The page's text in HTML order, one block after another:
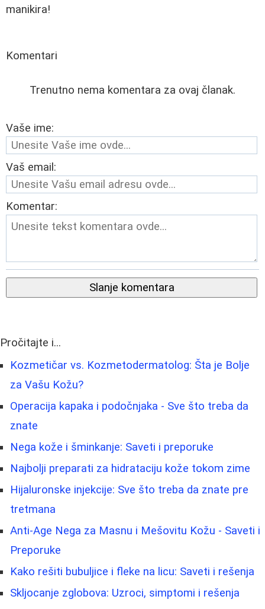
manikira!
Komentari
Trenutno nema komentara za ovaj članak.
Vaše ime:
Vaš email:
Komentar:
Slanje komentara
Pročitajte i...
Kozmetičar vs. Kozmetodermatolog: Šta je Bolje
za Vašu Kožu?
Operacija kapaka i podočnjaka - Sve što treba da
znate
Nega kože i šminkanje: Saveti i preporuke
Najbolji preparati za hidrataciju kože tokom zime
Hijaluronske injekcije: Sve što treba da znate pre
tretmana
Anti-Age Nega za Masnu i Mešovitu Kožu - Saveti i
Preporuke
Kako rešiti bubuljice i fleke na licu: Saveti i rešenja
Skljocanje zglobova: Uzroci, simptomi i rešenja